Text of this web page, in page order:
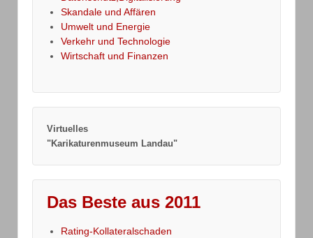
Skandale und Affären
Umwelt und Energie
Verkehr und Technologie
Wirtschaft und Finanzen
Virtuelles
"Karikaturenmuseum Landau"
Das Beste aus 2011
Rating-Kollateralschaden